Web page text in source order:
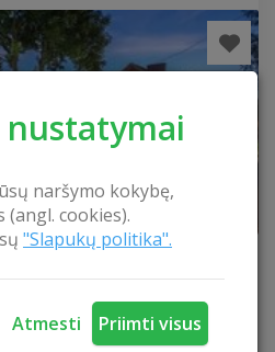
naršymo kokybę,
cookies).
"Slapukų politika".
Atmesti Priimti visus